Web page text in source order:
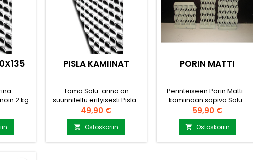
2 kg.
tehokas
PISLA KAMIINAT
Tämä Solu-arina on
suunniteltu erityisesti Pisla-
kamiinoihin. Paino 2 kg.
Arina on valmistettu erittäin
kestävästä tulenkestävästä
teräksestä, ja sen
solumainen rakenne takaa
Hinta
49,90 €
 Ostoskoriin
PORIN MATTI
Perinteiseen Porin Matti -
kamiinaan sopiva Solu-
arina. Paino noin 2 kg. Tämä
arina modernisoi vanhan
kamiinasi ja tekee siitä
tehokkaamman ja
ympäristöystävällisemmän.
Hinta
59,90 €
 Ostoskoriin